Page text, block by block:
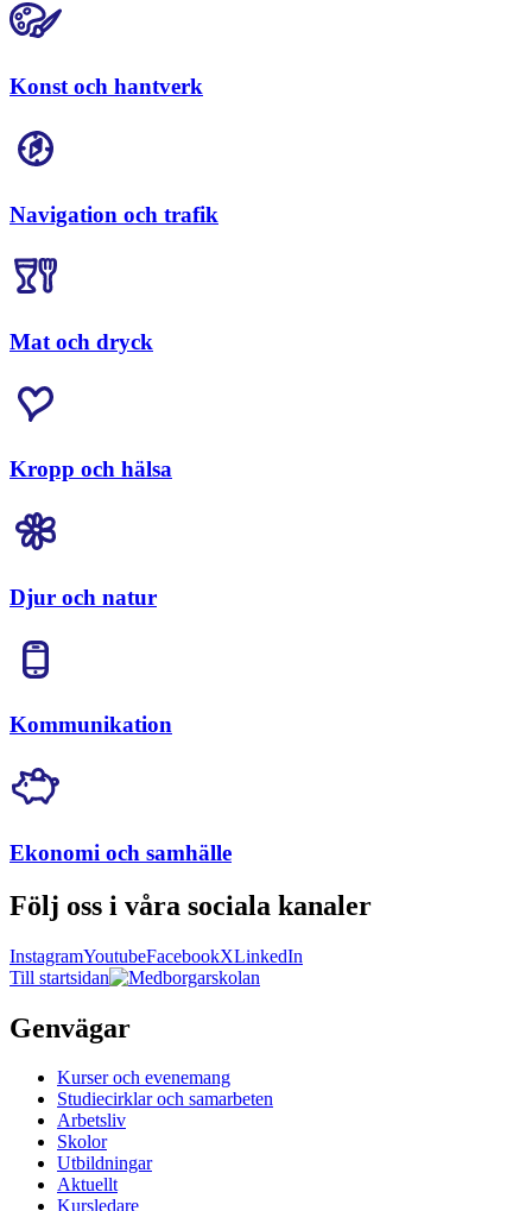
Konst och hantverk
Navigation och trafik
Mat och dryck
Kropp och hälsa
Djur och natur
Kommunikation
Ekonomi och samhälle
Följ oss i våra sociala kanaler
InstagramYoutubeFacebookXLinkedIn
Till startsidan
Genvägar
Kurser och evenemang
Studiecirklar och samarbeten
Arbetsliv
Skolor
Utbildningar
Aktuellt
Kursledare